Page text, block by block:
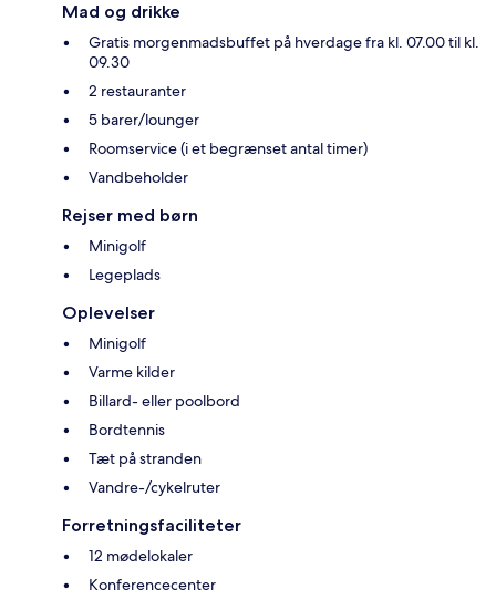
Mad og drikke
Gratis morgenmadsbuffet på hverdage fra kl. 07.00 til kl.
09.30
2 restauranter
5 barer/lounger
Roomservice (i et begrænset antal timer)
Vandbeholder
Rejser med børn
Minigolf
Legeplads
Oplevelser
Minigolf
Varme kilder
Billard- eller poolbord
Bordtennis
Tæt på stranden
Vandre-/cykelruter
Forretningsfaciliteter
12 mødelokaler
Konferencecenter